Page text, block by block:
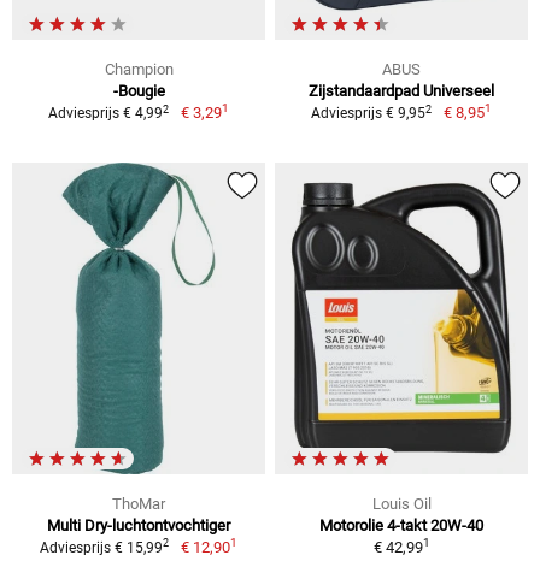
Champion
-Bougie
Adviesprijs € 4,992 € 3,291
ABUS
Zijstandaardpad Universeel
Adviesprijs € 9,952 € 8,951
ThoMar
Multi Dry-luchtontvochtiger
Adviesprijs € 15,992 € 12,901
Louis Oil
Motorolie 4-takt 20W-40
€ 42,991